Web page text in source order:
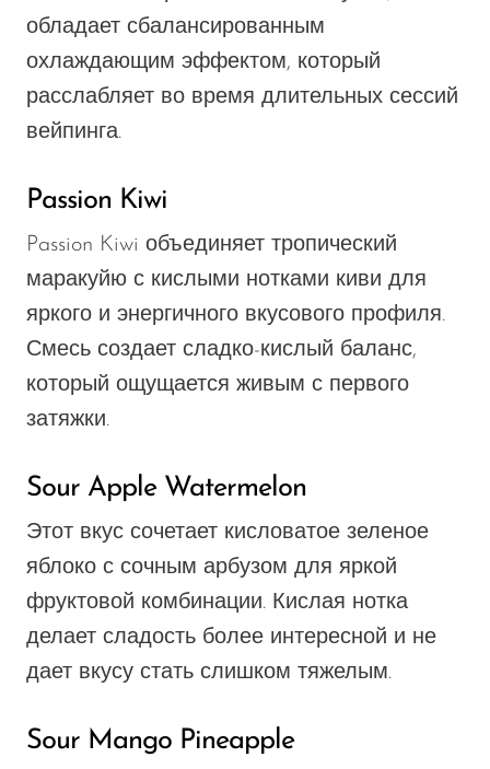
обладает сбалансированным
охлаждающим эффектом, который
расслабляет во время длительных сессий
вейпинга.
Passion Kiwi
Passion Kiwi объединяет тропический
маракуйю с кислыми нотками киви для
яркого и энергичного вкусового профиля.
Смесь создает сладко-кислый баланс,
который ощущается живым с первого
затяжки.
Sour Apple Watermelon
Этот вкус сочетает кисловатое зеленое
яблоко с сочным арбузом для яркой
фруктовой комбинации. Кислая нотка
делает сладость более интересной и не
дает вкусу стать слишком тяжелым.
Sour Mango Pineapple